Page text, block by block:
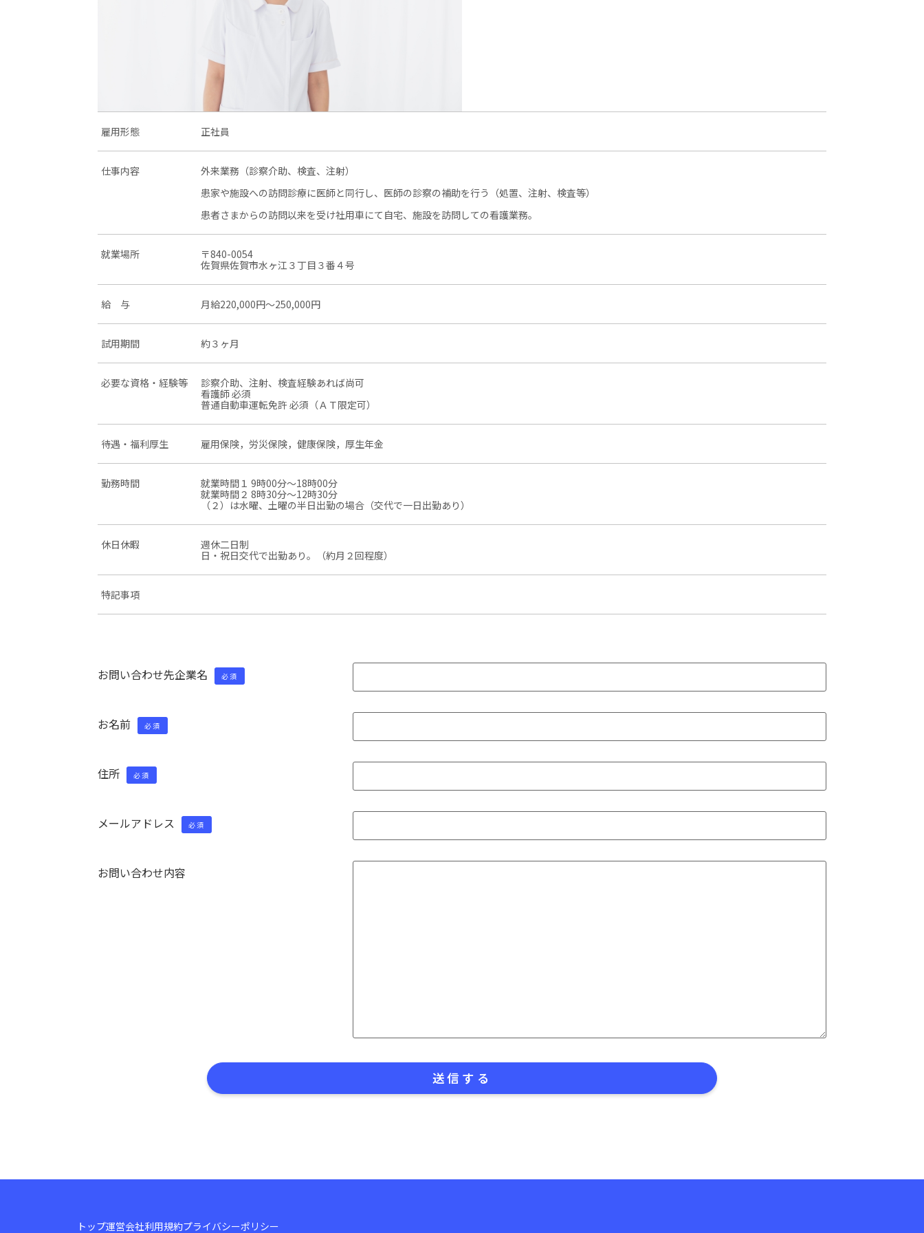
雇用形態 正社員
仕事内容
外来業務（診察介助、検査、注射）
患家や施設への訪問診療に医師と同行し、医師の診察の補助を行う（処置、注射、検査等）
患者さまからの訪問以来を受け社用車にて自宅、施設を訪問しての看護業務。
就業場所
〒840-0054
佐賀県佐賀市水ヶ江３丁目３番４号
給 与 月給220,000円〜250,000円
試用期間 約３ヶ月
必要な資格・経験等
診察介助、注射、検査経験あれば尚可
看護師 必須
普通自動車運転免許 必須（ＡＴ限定可）
待遇・福利厚生 雇用保険，労災保険，健康保険，厚生年金
勤務時間
就業時間１ 9時00分〜18時00分
就業時間２ 8時30分〜12時30分
（２）は水曜、土曜の半日出勤の場合（交代で一日出勤あり）
休日休暇
週休二日制
日・祝日交代で出勤あり。（約月２回程度）
特記事項
お問い合わせ先企業名 必須
お名前 必須
住所 必須
メールアドレス 必須
お問い合わせ内容
トップ運営会社利用規約プライバシーポリシー